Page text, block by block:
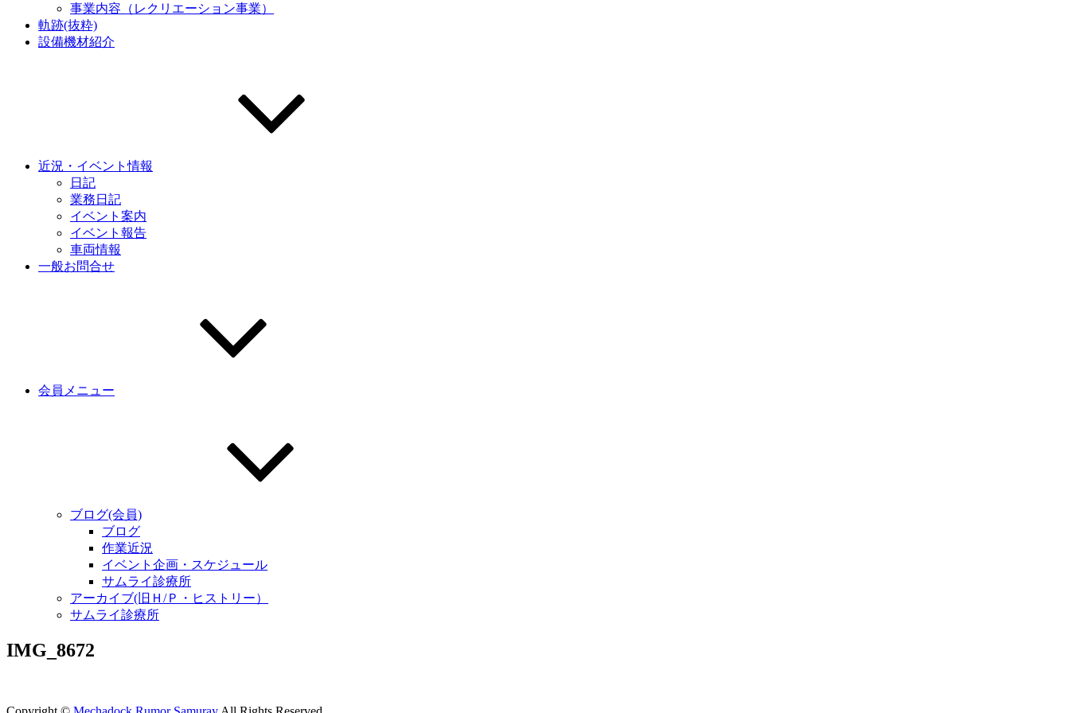
事業内容（レクリエーション事業）
軌跡(抜粋)
設備機材紹介
近況・イベント情報
日記
業務日記
イベント案内
イベント報告
車両情報
一般お問合せ
会員メニュー
ブログ(会員)
ブログ
作業近況
イベント企画・スケジュール
サムライ診療所
アーカイブ(旧Ｈ/Ｐ・ヒストリー）
サムライ診療所
IMG_8672